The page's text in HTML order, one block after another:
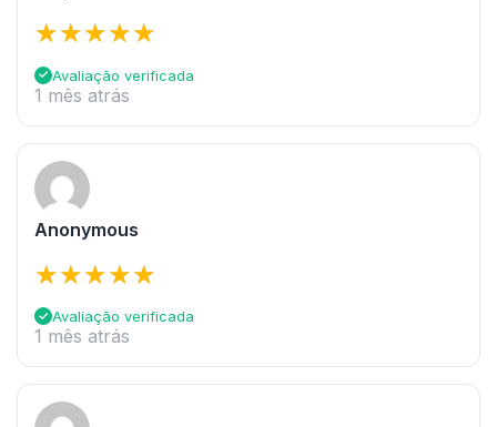
Avaliação verificada
1 mês atrás
Anonymous
Avaliação verificada
1 mês atrás